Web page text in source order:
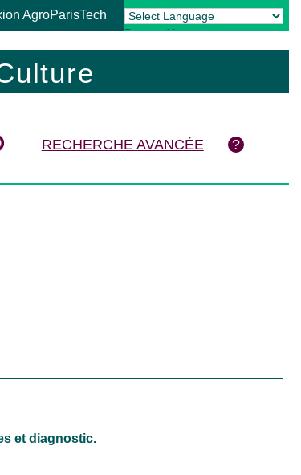
AgroParisTech
Powered by Translate
RECHERCHE AVANCÉE
et diagnostic.